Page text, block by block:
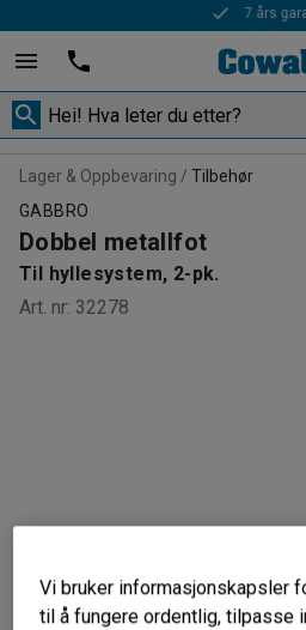
Rask
Lager & Oppbevaring
Tilbehør
GABBRO
Dobbel metallfot
Til hyllesystem, 2-pk.
Art. nr: 32278
Vi bruker informasjonskapsler
til å fungere ordentlig, tilpasse